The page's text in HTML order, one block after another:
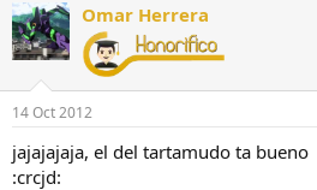
Omar Herrera
14 Oct 2012
jajajajaja, el del tartamudo ta bueno
:crcjd: